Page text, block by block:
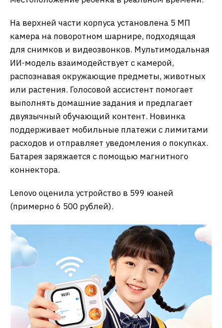
На верхней части корпуса установлена 5 МП
камера на поворотном шарнире, подходящая
для снимков и видеозвонков. Мультимодальная
ИИ-модель взаимодействует с камерой,
распознавая окружающие предметы, животных
или растения. Голосовой ассистент помогает
выполнять домашние задания и предлагает
двуязычный обучающий контент. Новинка
поддерживает мобильные платежи с лимитами
расходов и отправляет уведомления о покупках.
Батарея заряжается с помощью магнитного
коннектора.
Lenovo оценила устройство в 599 юаней
(примерно 6 500 рублей).